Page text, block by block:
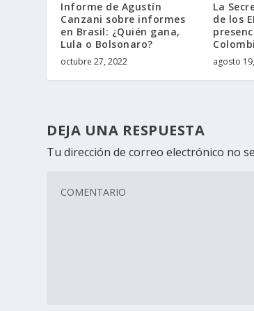
Informe de Agustín
Canzani sobre informes
en Brasil: ¿Quién gana,
Lula o Bolsonaro?
octubre 27, 2022
La
de los
agosto
DEJA UNA RESPUESTA
Tu dirección de correo electrónico no